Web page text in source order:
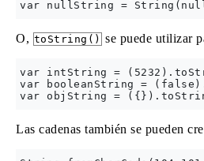
O, toString() se puede utilizar
var intString =
var booleanString =
Las cadenas también se pueden